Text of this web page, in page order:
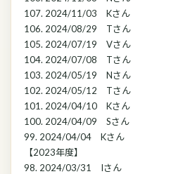
107. 2024/11/03 Kさん
106. 2024/08/29 Tさん
105. 2024/07/19 Vさん
104. 2024/07/08 Tさん
103. 2024/05/19 Nさん
102. 2024/05/12 Tさん
101. 2024/04/10 Kさん
100. 2024/04/09 Sさん
99. 2024/04/04 Kさん
【2023年度】
98. 2024/03/31 Iさん